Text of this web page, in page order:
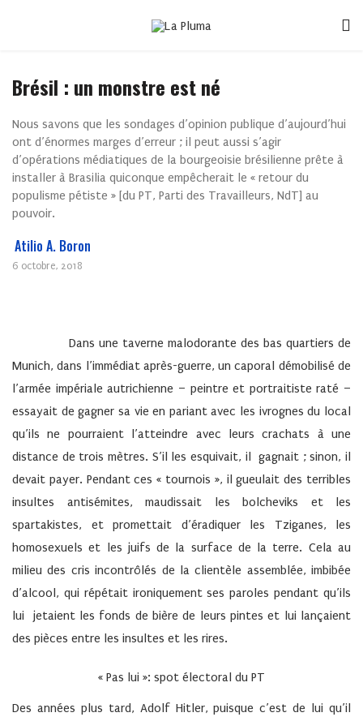
Brésil : un monstre est né
Nous savons que les sondages d’opinion publique d’aujourd’hui
ont d’énormes marges d’erreur ; il peut aussi s’agir
d’opérations médiatiques de la bourgeoisie brésilienne prête à
installer à Brasilia quiconque empêcherait le « retour du
populisme pétiste » [du PT, Parti des Travailleurs, NdT] au
pouvoir.
Atilio A. Boron
6 octobre, 2018
Dans une taverne malodorante des bas quartiers de
Munich, dans l’immédiat après-guerre, un caporal démobilisé de
l’armée impériale autrichienne – peintre et portraitiste raté –
essayait de gagner sa vie en pariant avec les ivrognes du local
qu’ils ne pourraient l’atteindre avec leurs crachats à une
distance de trois mètres. S’il les esquivait, il gagnait ; sinon, il
devait payer. Pendant ces « tournois », il gueulait des terribles
insultes antisémites, maudissait les bolcheviks et les
spartakistes, et promettait d’éradiquer les Tziganes, les
homosexuels et les juifs de la surface de la terre. Cela au
milieu des cris incontrôlés de la clientèle assemblée, imbibée
d’alcool, qui répétait ironiquement ses paroles pendant qu’ils
lui jetaient les fonds de bière de leurs pintes et lui lançaient
des pièces entre les insultes et les rires.
« Pas lui »: spot électoral du PT
Des années plus tard, Adolf Hitler, puisque c’est de lui qu’il